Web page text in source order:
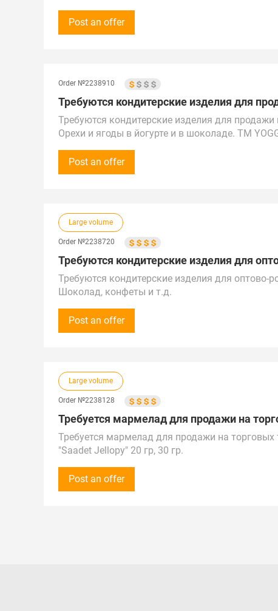
Закупка первоначальная от 100 000 рублей (1
В дальнейшем возможно увеличение бюджета
Post an offer
Order №2238910
Требуются кондитерские изделия для
Требуются кондитерские изделия для продажи
Орехи и ягоды в йогурте и в шоколаде. ТМ
Звонки принимаем с 9:00 до 18:00 по
Предложения рассмотрим по России,
Post an offer
Large volume
Order №2238720
Требуются кондитерские изделия для
Требуются кондитерские изделия для оптово-
Шоколад, конфеты и т.д.
Просьба предложения оставлять на сайте /
Предложения рассмотрим по всей России и
Post an offer
Large volume
Order №2238128
Требуется мармелад для продажи на
Требуется мармелад для продажи на торговых
"Saadet Jellopy" 20 гр, 30 гр.
Закупки осуществляются на постоянной основе.
Просьба оставлять ваши предложения на
Post an offer